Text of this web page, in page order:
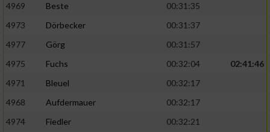
4969
Beste
00:31:35
4973
Dörbecker
00:31:37
4977
Görg
00:31:57
4975
Fuchs 00:32:04
02:41:46
4971
Bleuel
00:32:17
4968
Aufdermauer
00:32:17
4974
Fiedler
00:32:21